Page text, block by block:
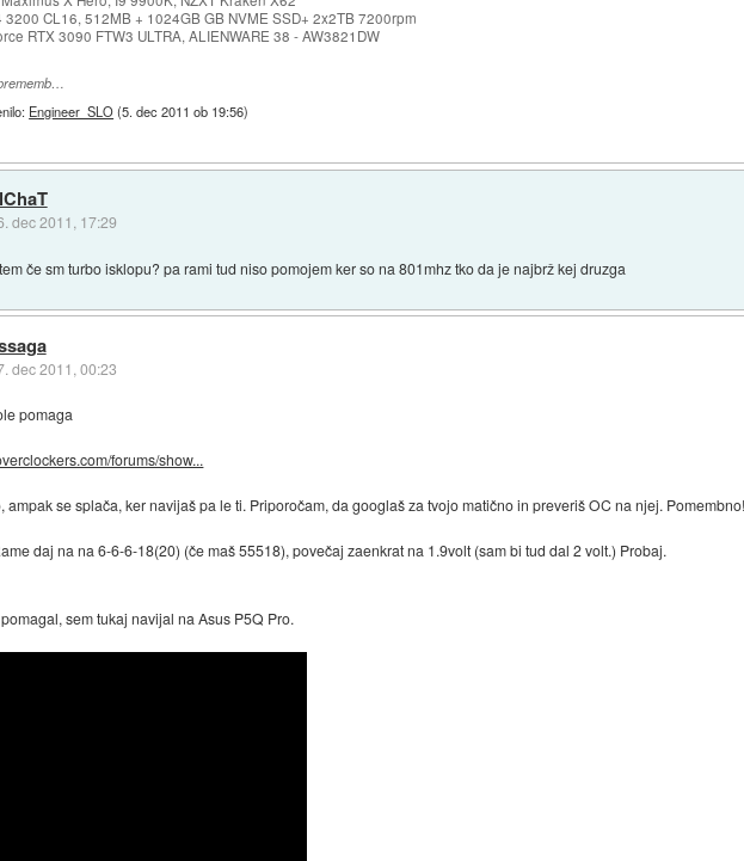
3200 CL16, 512MB + 1024GB GB NVME SSD+ 2x2TB 7200rpm
RTX 3090 FTW3 ULTRA, ALIENWARE 38 - AW3821DW
Engineer_SLO(5. dec 2011 ob 19:56)
dec 2011, 17:29
če sm turbo isklopu? pa rami tud niso pomojem ker so na 801mhz tko da je najbrž kej druzga
dec 2011, 00:23
pomaga
forums/show...
ampak se splača, ker navijaš pa le ti. Priporočam, da googlaš za tvojo matično in preveriš OC na njej.
daj na na 6-6-6-18(20) (če maš 55518), povečaj zaenkrat na 1.9volt (sam bi tud dal 2 volt.) Probaj.
sem tukaj navijal na Asus P5Q Pro.